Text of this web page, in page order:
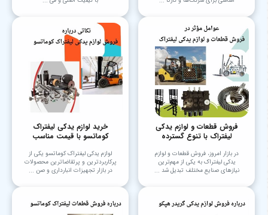
فروش قطعات و لوازم یدکی
لیفتراک با تنوع گسترده
در بازار امروز، فروش قطعات و لوازم
یدکی لیفتراک به یکی از مهم‌ترین
نیازهای صنایع مختلف تبدیل شد ...
خرید لوازم یدکی لیفتراک
کوماتسو با قیمت مناسب
لوازم یدکی لیفتراک کوماتسو یکی از
پرکاربردترین و پرتقاضاترین محصولات
در بازار تجهیزات انبارداری و صن ...